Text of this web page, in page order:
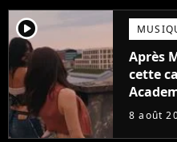
player2
Après
cette
8 août